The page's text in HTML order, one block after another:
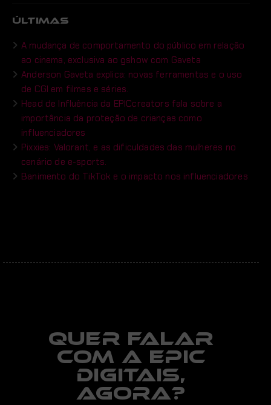
ÚLTIMAS
A mudança de comportamento do público em relação
ao cinema, exclusiva ao gshow com Gaveta
Anderson Gaveta explica: novas ferramentas e o uso
de CGI em filmes e séries.
Head de Influência da EPICcreators fala sobre a
importância da proteção de crianças como
influenciadores
Pixxies: Valorant, e as dificuldades das mulheres no
cenário de e-sports.
Banimento do TikTok e o impacto nos influenciadores
Quer falar
com a EPIC
digitais,
AGORA?